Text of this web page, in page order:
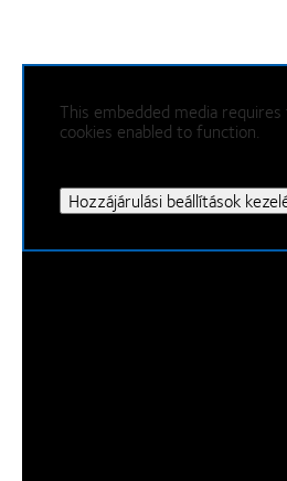
This embedded media
cookies enabled to function.
Hozzájárulási beállítások